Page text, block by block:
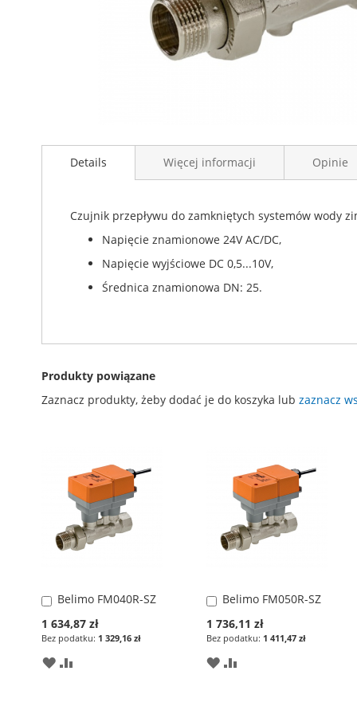
na
początekDetails
Czujnik przepływu do zamkniętych systemów wody
Napięcie znamionowe 24V AC/DC,
Napięcie wyjściowe DC 0,5...10V,
Średnica znamionowa DN: 25.
Więcej informacji Opinie
Produkty powiązane
Zaznacz produkty, żeby dodać je do koszyka lub zaznacz
Belimo FM040R-SZ
Special
Price
1 634,87 zł
1 329,16 zł
Dodaj
koszyka
DODAJ
Belimo FM050R-SZ
Special
Price
1 736,11 zł
1 411,47 zł
Dodaj
koszyka
DODAJ